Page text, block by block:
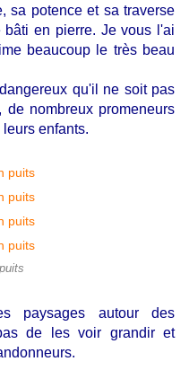
sa potence et sa traverse
en pierre. Je vous l'ai
beaucoup le très beau
qu'il ne soit pas
nombreux promeneurs
enfants.
paysages autour des
de les voir grandir et